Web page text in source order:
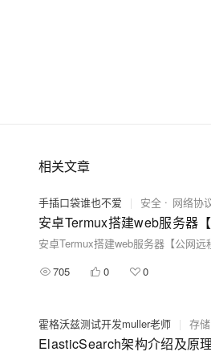
相关文章
手插口袋谁也不爱 | 安全 网络协
安卓Termux搭建web服务器
安卓Termux搭建web服务器【公网远
705
0 0
霍格沃兹测试开发muller老师 | 存储
ElasticSearch架构介绍及原